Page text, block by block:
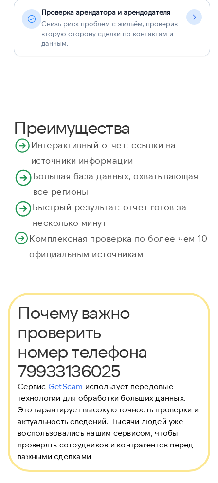
Проверка арендатора и арендодателя
Снизь риск проблем с жильём, проверив
вторую сторону сделки по контактам и
данным.
Преимущества
Интерактивный отчет: ссылки на
источники информации
Большая база данных, охватывающая
все регионы
Быстрый результат: отчет готов за
несколько минут
Комплексная проверка по более чем 10
официальным источникам
Почему важно
проверить
номер телефона
79933136025
Сервис GetScam использует передовые
технологии для обработки больших данных.
Это гарантирует высокую точность проверки и
актуальность сведений. Тысячи людей уже
воспользовались нашим сервисом, чтобы
проверять сотрудников и контрагентов перед
важными сделками